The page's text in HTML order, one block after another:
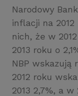
Narodowy
inflacji na
nich, że w
2013 roku o
NBP wskazują
2012 roku
2013 2,7%, a w